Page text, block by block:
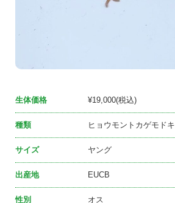
生体価格 ¥19,000(税込)
種類 ヒョウモントカゲモドキ
サイズ ヤング
出産地 EUCB
性別 オス